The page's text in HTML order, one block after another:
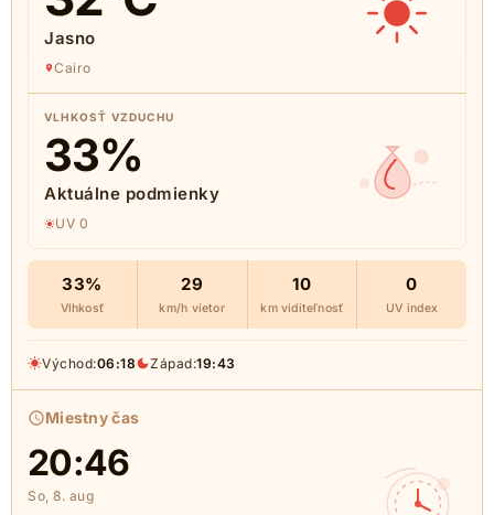
Jasno
Cairo
VLHKOSŤ VZDUCHU
33%
Aktuálne podmienky
UV 0
33%
Vlhkosť
29
km/h vietor
10
km viditeľnosť
0
UV index
Východ:06:18 Západ:19:43
Miestny čas
20:46
So, 8. aug